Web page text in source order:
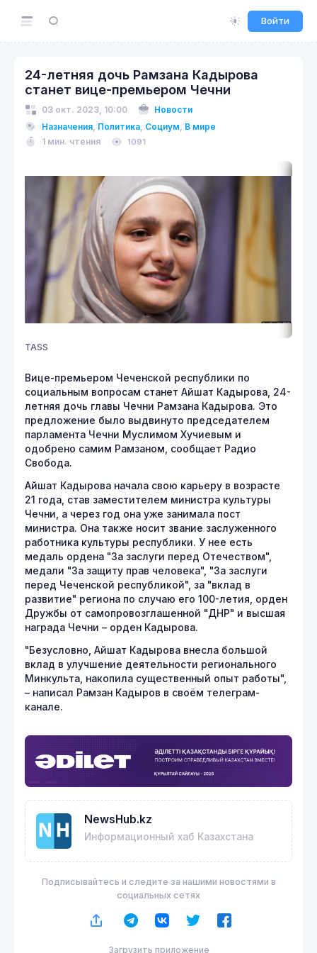
Войти
24-летняя дочь Рамзана Кадырова
станет вице-премьером Чечни
03 окт. 2023, 10:00
Новости
Назначения, Политика, Социум, В мире
1 мин. чтения
1091
TASS
Вице-премьером Чеченской республики по
социальным вопросам станет Айшат Кадырова, 24-
летняя дочь главы Чечни Рамзана Кадырова. Это
предложение было выдвинуто председателем
парламента Чечни Муслимом Хучиевым и
одобрено самим Рамзаном, сообщает Радио
Свобода.
Айшат Кадырова начала свою карьеру в возрасте
21 года, став заместителем министра культуры
Чечни, а через год она уже занимала пост
министра. Она также носит звание заслуженного
работника культуры республики. У нее есть
медаль ордена "За заслуги перед Отечеством",
медали "За защиту прав человека", "За заслуги
перед Чеченской республикой", за "вклад в
развитие" региона по случаю его 100-летия, орден
Дружбы от самопровозглашенной "ДНР" и высшая
награда Чечни – орден Кадырова.
"Безусловно, Айшат Кадырова внесла большой
вклад в улучшение деятельности регионального
Минкульта, накопила существенный опыт работы",
– написал Рамзан Кадыров в своём телеграм-
канале.
NewsHub.kz
Информационный хаб Казахстана
Подписывайтесь и следите за нашими новостями в
социальных сетях
Загрузить приложение